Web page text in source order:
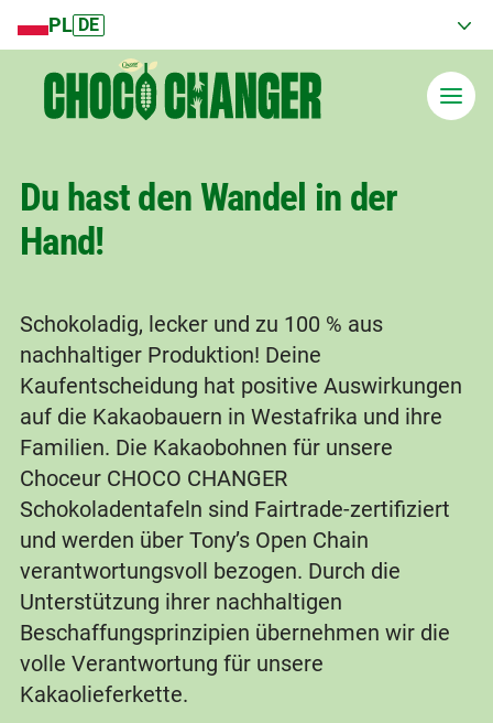
PL DE
Aktuelles Land
Du hast den Wandel in der
Hand!
Schokoladig, lecker und zu 100 % aus
nachhaltiger Produktion! Deine
Kaufentscheidung hat positive Auswirkungen
auf die Kakaobauern in Westafrika und ihre
Familien. Die Kakaobohnen für unsere
Choceur CHOCO CHANGER
Schokoladentafeln sind Fairtrade-zertifiziert
und werden über Tony’s Open Chain
verantwortungsvoll bezogen. Durch die
Unterstützung ihrer nachhaltigen
Beschaffungsprinzipien übernehmen wir die
volle Verantwortung für unsere
Kakaolieferkette.